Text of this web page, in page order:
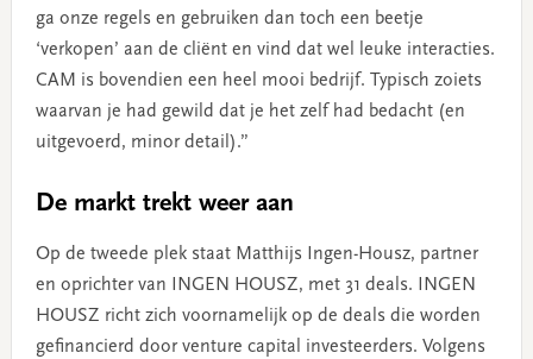
ga onze regels en gebruiken dan toch een beetje
‘verkopen’ aan de cliënt en vind dat wel leuke interacties.
CAM is bovendien een heel mooi bedrijf. Typisch zoiets
waarvan je had gewild dat je het zelf had bedacht (en
uitgevoerd, minor detail).”
De markt trekt weer aan
Op de tweede plek staat Matthijs Ingen-Housz, partner
en oprichter van INGEN HOUSZ, met 31 deals. INGEN
HOUSZ richt zich voornamelijk op de deals die worden
gefinancierd door venture capital investeerders. Volgens